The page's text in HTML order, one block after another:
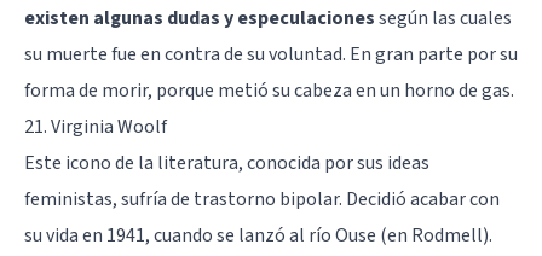
existen algunas dudas y especulacionessegún las cuales
su muerte fue en contra de su voluntad. En gran parte por su
forma de morir, porque metió su cabeza en un horno de gas.
21. Virginia Woolf
Este icono de la literatura, conocida por sus ideas
feministas, sufría de trastorno bipolar. Decidió acabar con
su vida en 1941, cuando se lanzó al río Ouse (en Rodmell).